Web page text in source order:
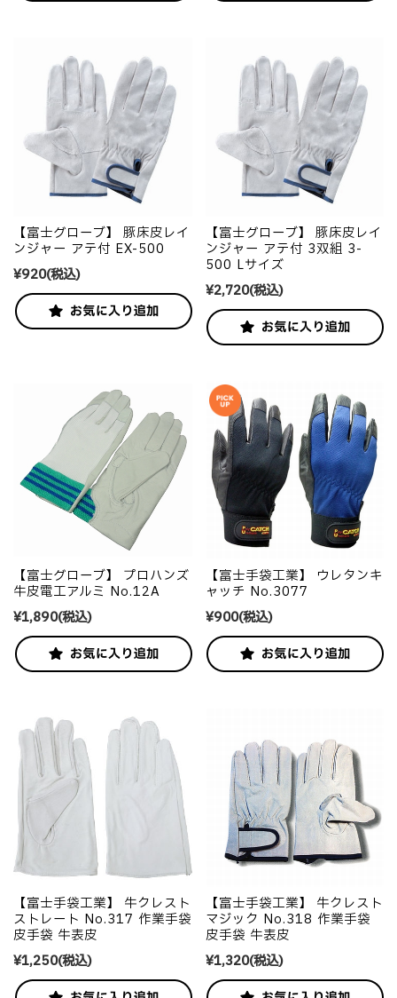
【富士グローブ】 豚床皮レイ
ンジャー アテ付 EX-500
¥920(税込)
【富士グローブ】 豚床皮レイ
ンジャー アテ付 3双組 3-
500 Lサイズ
¥2,720(税込)
【富士グローブ】 プロハンズ
牛皮電工アルミ No.12A
¥1,890(税込)
【富士手袋工業】 ウレタンキ
ャッチ No.3077
¥900(税込)
【富士手袋工業】 牛クレスト
ストレート No.317 作業手袋
皮手袋 牛表皮
¥1,250(税込)
【富士手袋工業】 牛クレスト
マジック No.318 作業手袋
皮手袋 牛表皮
¥1,320(税込)